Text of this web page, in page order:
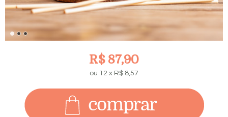
R$ 87,90
ou 12 x R$ 8,57